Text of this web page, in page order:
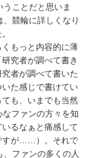
ことだと思いま
競輪に詳しくなり
もっと内容的に薄
究者が調べて書き
者が調べて書いた
た感じで書けてい
も、いまでも当然
ファンの方々を知
るなぁと痛感して
すが……）。それで
ファンの多くの人